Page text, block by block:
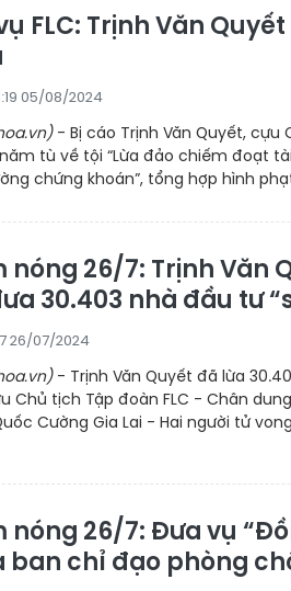
FLC: Trịnh Văn
05/08/2024
- Bị cáo Trịnh Văn Quyết, cựu
tù về tội “Lừa đảo chiếm đoạt
chứng khoán”, tổng hợp hình
nóng 26/7: Trịnh Văn
30.403 nhà đầu tư
26/07/2024
- Trịnh Văn Quyết đã lừa
Chủ tịch Tập đoàn FLC - Chân
Cường Gia Lai - Hai người tử
nóng 26/7: Đưa vụ
ban chỉ đạo phòng